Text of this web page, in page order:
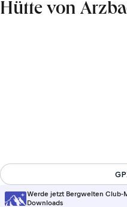
Hütte von
Werde jetzt Bergwelten Club-
Downloads